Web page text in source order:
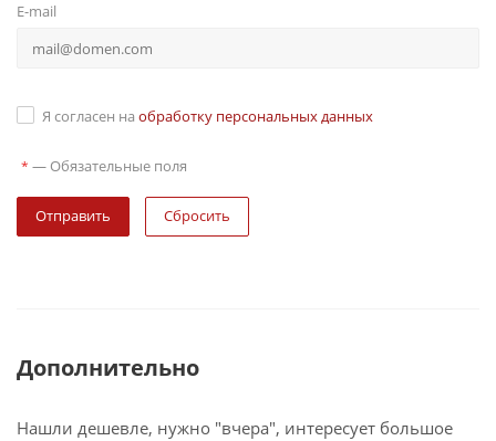
E-mail
Я согласен на обработку персональных данных
* — Обязательные поля
Сбросить
Дополнительно
Нашли дешевле, нужно "вчера", интересует большое